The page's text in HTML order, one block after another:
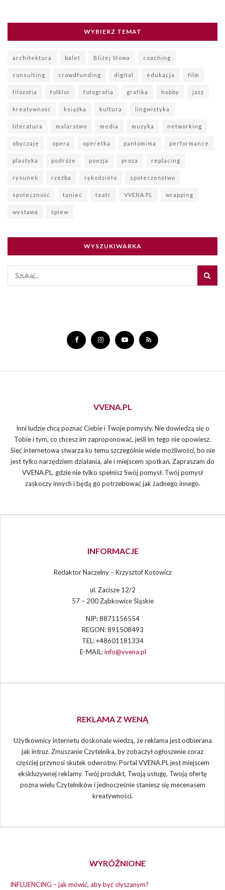
WYBIERZ TEMAT
architektura balet Bliżej Słowa coaching
consulting crowdfunding digital edukacja film
filozofia folklor fotografia grafika hobby jazz
kreatywność książka kultura lingwistyka
literatura malarstwo media muzyka networking
obyczaje opera operetka pantomima performance
plastyka podróże poezja proza replacing
rysunek rzeźba rękodzieło społeczeństwo
społeczność taniec teatr VVENA.PL wrapping
wystawa śpiew
WYSZUKIWARKA
VVENA.PL
Inni ludzie chcą poznać Ciebie i Twoje pomysły. Nie dowiedzą się o
Tobie i tym, co chcesz im zaproponować, jeśli im tego nie opowiesz.
Sieć internetowa stwarza ku temu szczególnie wiele możliwości, bo nie
jest tylko narzędziem działania, ale i miejscem spotkań. Zapraszam do
VVENA.PL, gdzie nie tylko spełnisz Swój pomysł. Twój pomysł
zaskoczy innych i będą go potrzebować jak żadnego innego.
INFORMACJE
Redaktor Naczelny – Krzysztof Kotowicz
ul. Zacisze 12/2
57 – 200 Ząbkowice Śląskie
NIP: 8871156554
REGON: 891508493
TEL: +48601181334
E-MAIL:info@vvena.pl
REKLAMA Z WENĄ
Użytkownicy internetu doskonale wiedzą, że reklama jest odbierana
jak intruz. Zmuszanie Czytelnika, by zobaczył ogłoszenie coraz
częściej przynosi skutek odwrotny. Portal VVENA.PL jest miejscem
ekskluzywnej reklamy. Twój produkt, Twoją usługę, Twoją ofertę
pozna wielu Czytelników i jednocześnie staniesz się mecenasem
kreatywności.
WYRÓŻNIONE
INFLUENCING – jak mówić, aby być słyszanym?